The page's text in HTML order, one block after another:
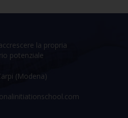
la propria
potenziale
(Modena)